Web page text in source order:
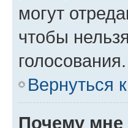
могут
чтобы
голосования.
Вернуться
Почему